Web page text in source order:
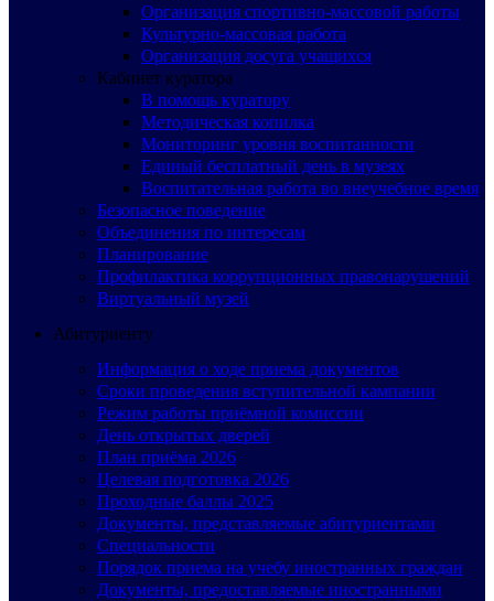
Организация спортивно-массовой работы
Культурно-массовая работа
Организация досуга учащихся
Кабинет куратора
В помощь куратору
Методическая копилка
Мониторинг уровня воспитанности
Единый бесплатный день в музеях
Воспитательная работа во внеучебное время
Безопасное поведение
Объединения по интересам
Планирование
Профилактика коррупционных правонарушений
Виртуальный музей
Абитуриенту
Информация о ходе приема документов
Сроки проведения вступительной кампании
Режим работы приёмной комиссии
День открытых дверей
План приёма 2026
Целевая подготовка 2026
Проходные баллы 2025
Документы, представляемые абитуриентами
Специальности
Порядок приема на учебу иностранных граждан
Документы, предоставляемые иностранными